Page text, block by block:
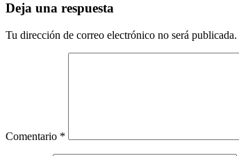
Deja una respuesta
Tu dirección de correo electrónico no será publicada.
Comentario *